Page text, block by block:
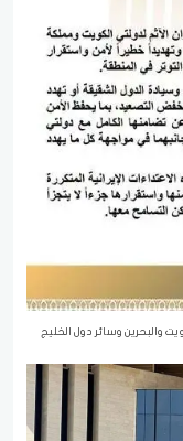
والبحرين وسائر دول الخليج